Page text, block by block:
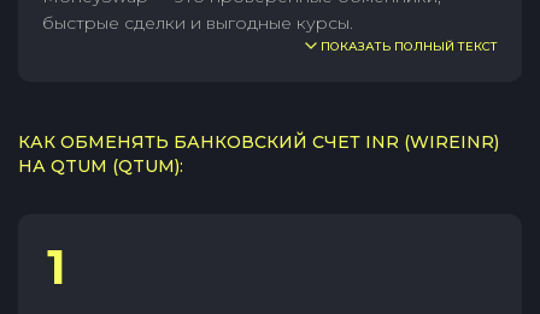
быстрые сделки и выгодные курсы.
ПОКАЗАТЬ ПОЛНЫЙ ТЕКСТ
КАК ОБМЕНЯТЬ БАНКОВСКИЙ СЧЕТ INR (WIREINR)
НА QTUM (QTUM):
1